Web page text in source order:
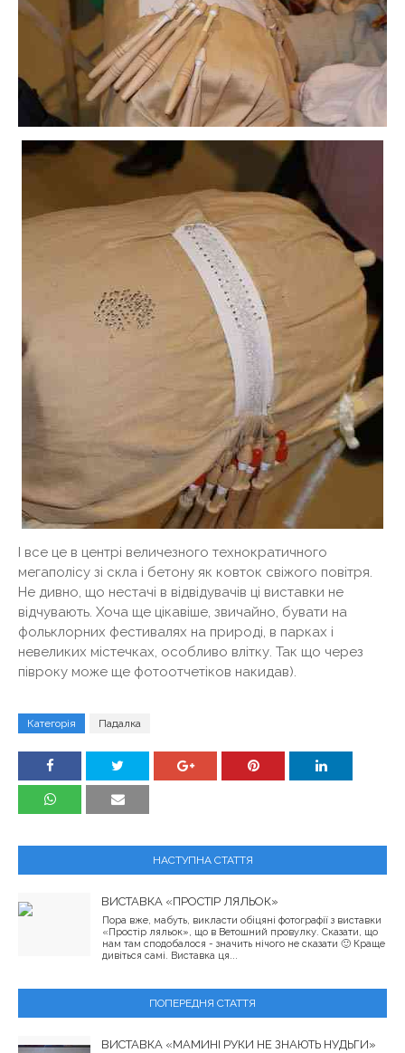
І все це в центрі величезного технократичного
мегаполісу зі скла і бетону як ковток свіжого повітря.
Не дивно, що нестачі в відвідувачів ці виставки не
відчувають. Хоча ще цікавіше, звичайно, бувати на
фольклорних фестивалях на природі, в парках і
невеликих містечках, особливо влітку. Так що через
півроку може ще фотоотчетіков накидав).
Категорія Падалка
НАСТУПНА СТАТТЯ
ВИСТАВКА «ПРОСТІР ЛЯЛЬОК»
Пора вже, мабуть, викласти обіцяні фотографії з виставки
«Простір ляльок», що в Ветошний провулку. Сказати, що
нам там сподобалося - значить нічого не сказати 🙂 Краще
дивіться самі. Виставка ця...
ПОПЕРЕДНЯ СТАТТЯ
ВИСТАВКА «МАМИНІ РУКИ НЕ ЗНАЮТЬ НУДЬГИ»